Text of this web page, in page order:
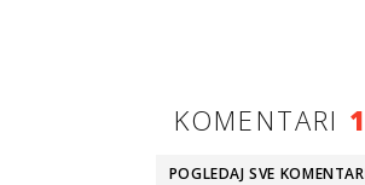
KOMENTARI 1
POGLEDAJ SVE